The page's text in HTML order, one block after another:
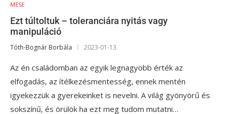
MESE
Ezt túltoltuk – toleranciára nyitás vagy
manipuláció
Tóth-Bognár Borbála 2023-01-13
Az én családomban az egyik legnagyobb érték az
elfogadás, az ítélkezésmentesség, ennek mentén
igyekezzük a gyerekeinket is nevelni. A világ gyönyörű és
sokszínű, és örülök ha ezt meg tudom mutatni…